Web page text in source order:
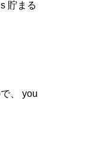
貯まる
、 you